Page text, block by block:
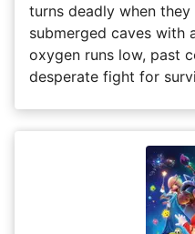
turns deadly when
submerged caves with
oxygen runs low, past
desperate fight for